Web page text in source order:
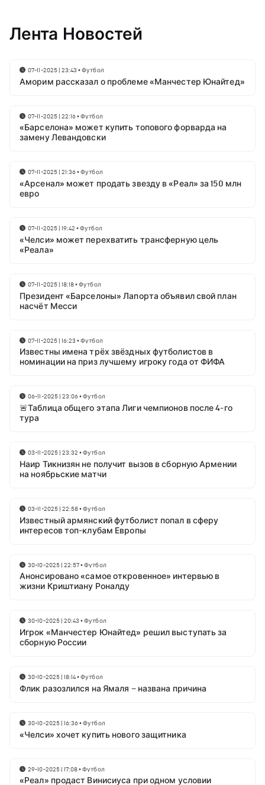
Лента Новостей
07-11-2025 | 23:43 •Футбол
Аморим рассказал о проблеме «Манчестер Юнайтед»
07-11-2025 | 22:16•Футбол
«Барселона» может купить топового форварда на
замену Левандовски
07-11-2025 | 21:36•Футбол
«Арсенал» может продать звезду в «Реал» за 150 млн
евро
07-11-2025 | 19:42 •Футбол
«Челси» может перехватить трансферную цель
«Реала»
07-11-2025 | 18:18•Футбол
Президент «Барселоны» Лапорта объявил свой план
насчёт Месси
07-11-2025 | 16:23 •Футбол
Известны имена трёх звёздных футболистов в
номинации на приз лучшему игроку года от ФИФА
06-11-2025 | 23:06•Футбол
🚨Таблица общего этапа Лиги чемпионов после 4-го
тура
03-11-2025 | 23:32 •Футбол
Наир Тикнизян не получит вызов в сборную Армении
на ноябрьские матчи
03-11-2025 | 22:58•Футбол
Известный армянский футболист попал в сферу
интересов топ-клубам Европы
30-10-2025 | 22:57•Футбол
Анонсировано «самое откровенное» интервью в
жизни Криштиану Роналду
30-10-2025 | 20:43 •Футбол
Игрок «Манчестер Юнайтед» решил выступать за
сборную России
30-10-2025 | 18:14•Футбол
Флик разозлился на Ямаля – названа причина
30-10-2025 | 16:36•Футбол
«Челси» хочет купить нового защитника
29-10-2025 | 17:08•Футбол
«Реал» продаст Винисиуса при одном условии